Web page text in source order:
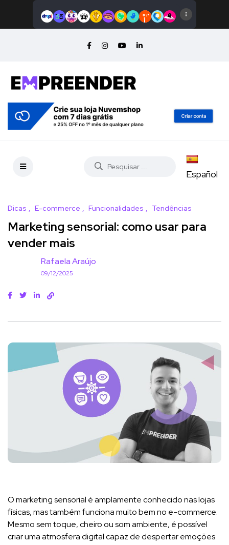
Español
Dicas E-commerce Funcionalidades Tendências
Marketing sensorial: como usar para
vender mais
Rafaela Araújo
09/12/2025
O marketing sensorial é amplamente conhecido nas lojas
físicas, mas também funciona muito bem no e-commerce.
Mesmo sem toque, cheiro ou som ambiente, é possível
criar uma atmosfera digital capaz de despertar emoções